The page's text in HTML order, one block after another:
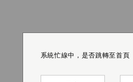
系統忙線中，是否跳轉至首頁
系統忙線中，是否跳轉至首頁
系統忙線中，是否跳轉至首頁
系統忙線中，是否跳轉至首頁
系統忙線中，是否跳轉至首頁